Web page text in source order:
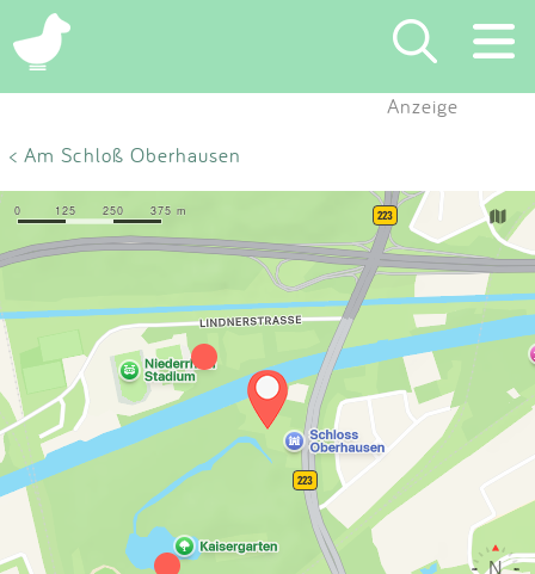
×
Suchen
App
Blog
Partner
Kontakt
Impressum
Anzeige
< Am Schloß Oberhausen